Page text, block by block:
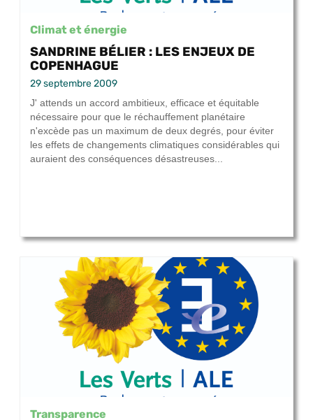
Climat et énergie
SANDRINE BÉLIER : LES ENJEUX DE
COPENHAGUE
29 septembre 2009
J' attends un accord ambitieux, efficace et équitable
nécessaire pour que le réchauffement planétaire
n'excède pas un maximum de deux degrés, pour éviter
les effets de changements climatiques considérables qui
auraient des conséquences désastreuses...
Transparence